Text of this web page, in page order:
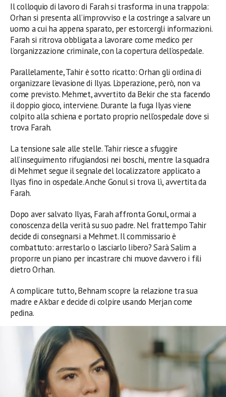
Il colloquio di lavoro di Farah si trasforma in una trappola:
Orhan si presenta all’improvviso e la costringe a salvare un
uomo a cui ha appena sparato, per estorcergli informazioni.
Farah si ritrova obbligata a lavorare come medico per
l’organizzazione criminale, con la copertura dell’ospedale.
Parallelamente, Tahir è sotto ricatto: Orhan gli ordina di
organizzare l’evasione di Ilyas. L’operazione, però, non va
come previsto. Mehmet, avvertito da Bekir che sta facendo
il doppio gioco, interviene. Durante la fuga Ilyas viene
colpito alla schiena e portato proprio nell’ospedale dove si
trova Farah.
La tensione sale alle stelle. Tahir riesce a sfuggire
all’inseguimento rifugiandosi nei boschi, mentre la squadra
di Mehmet segue il segnale del localizzatore applicato a
Ilyas fino in ospedale. Anche Gonul si trova lì, avvertita da
Farah.
Dopo aver salvato Ilyas, Farah affronta Gonul, ormai a
conoscenza della verità su suo padre. Nel frattempo Tahir
decide di consegnarsi a Mehmet. Il commissario è
combattuto: arrestarlo o lasciarlo libero? Sarà Salim a
proporre un piano per incastrare chi muove davvero i fili
dietro Orhan.
A complicare tutto, Behnam scopre la relazione tra sua
madre e Akbar e decide di colpire usando Merjan come
pedina.